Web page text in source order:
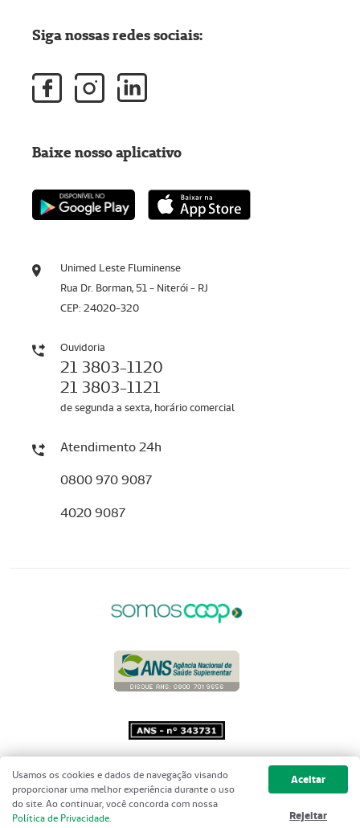
Unimed Leste Fluminense
Rua Dr. Borman, 51 - Niterói - RJ
CEP: 24020-320
Ouvidoria
21 3803-1120
21 3803-1121
de segunda a sexta, horário comercial
Atendimento 24h
0800 970 9087
4020 9087
Siga nossas redes sociais:
Baixe nosso aplicativo
Copyright 2001 - 2026 Unimed do
Brasil - Todos os direitos reservados
Usamos os cookies e dados de navegação visando
proporcionar uma melhor experiência durante o uso
do site. Ao continuar, você concorda com nossa
Política de Privacidade.
Aceitar
Rejeitar